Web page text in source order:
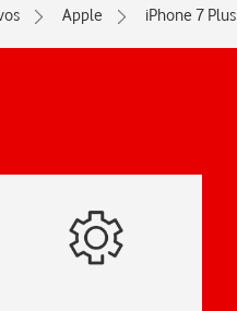
Apple iPhone 7 Plus